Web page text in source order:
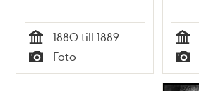
Tid
1880 till 1889
Typ
Foto Tid
Typ